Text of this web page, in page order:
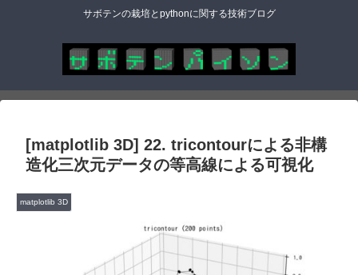
サボテンの栽培とpythonに関する技術ブログ
[matplotlib 3D] 22. tricontourによる非構
造化三次元データの等高線による可視化
matplotlib 3D